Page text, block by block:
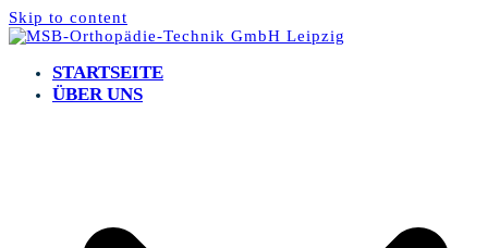
Skip to content
STARTSEITE
ÜBER UNS